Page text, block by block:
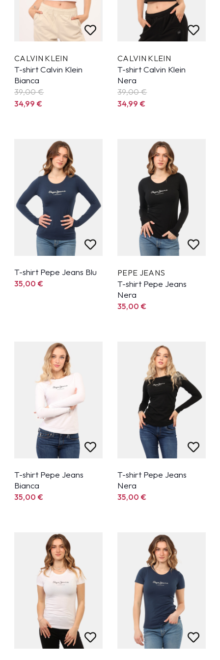
CALVIN KLEIN
T-shirt Calvin Klein
Bianca
39,00 €
34,99€
CALVIN KLEIN
T-shirt Calvin Klein
Nera
39,00 €
34,99€
T-shirt Pepe Jeans Blu
35,00€
PEPE JEANS
T-shirt Pepe Jeans
Nera
35,00€
T-shirt Pepe Jeans
Bianca
35,00€
T-shirt Pepe Jeans
Nera
35,00€